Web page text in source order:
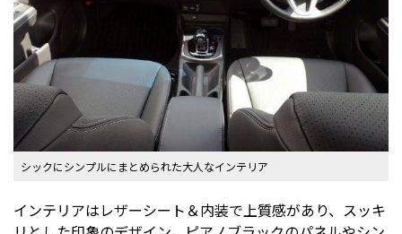
シックにシンプルにまとめられた大人なインテリア
インテリアはレザーシート＆内装で上質感があり、スッキ